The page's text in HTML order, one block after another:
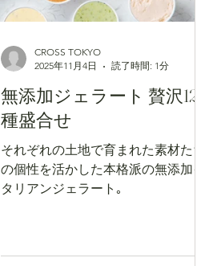
無添加ジェラート 贅沢12
種盛合せ
それぞれの土地で育まれた素材たち
の個性を活かした本格派の無添加イ
タリアンジェラート｡
CROSS TOKYO
2025年11月4日
読了時間: 1分